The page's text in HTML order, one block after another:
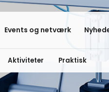
Events og netværk
Aktiviteter Praktisk